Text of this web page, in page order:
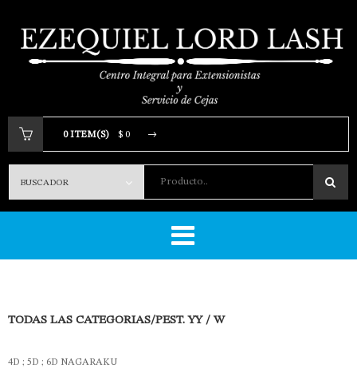
Producto..
0 ITEM(S) $ 0
Tu carrito está vacio.
TODAS LAS CATEGORIAS/PEST. YY / W
4D ; 5D ; 6D NAGARAKU